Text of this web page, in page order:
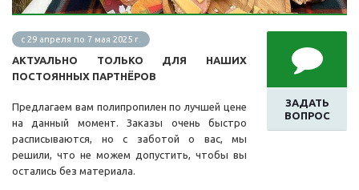
ЗАДАТЬ
ВОПРОС
с 29 апреля по 7 мая 2025 г.
АКТУАЛЬНО ТОЛЬКО ДЛЯ НАШИХ
ПОСТОЯННЫХ ПАРТНЁРОВ
Предлагаем вам полипропилен по лучшей цене
на данный момент. Заказы очень быстро
расписываются, но с заботой о вас, мы
решили, что не можем допустить, чтобы вы
остались без материала.